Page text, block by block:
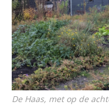
De Haas, met op de